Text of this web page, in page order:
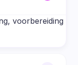
voorbereiding